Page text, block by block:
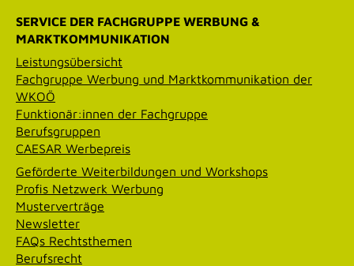
SERVICE DER FACHGRUPPE WERBUNG &
MARKTKOMMUNIKATION
Leistungsübersicht
Fachgruppe Werbung und Marktkommunikation der
WKOÖ
Funktionär:innen der Fachgruppe
Berufsgruppen
CAESAR Werbepreis
Geförderte Weiterbildungen und Workshops
Profis Netzwerk Werbung
Musterverträge
Newsletter
FAQs Rechtsthemen
Berufsrecht